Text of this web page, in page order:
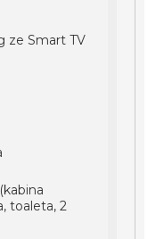
ze Smart TV
toaleta, 2